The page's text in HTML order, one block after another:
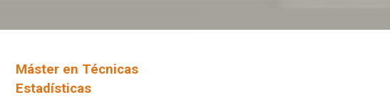
Máster en Técnicas
Estadísticas